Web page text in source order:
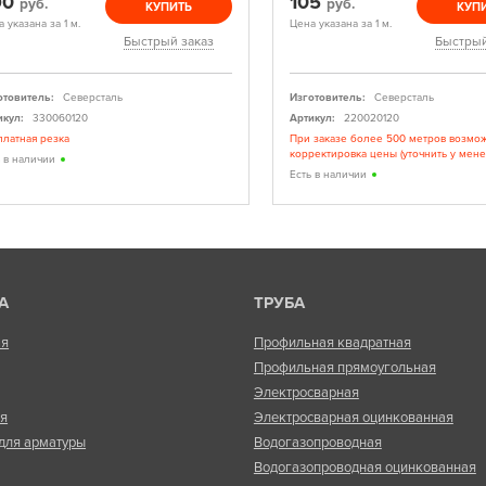
руб.
указана за 1 м.
КУПИТЬ
Быстрый заказ
Северсталь
330060120
резка
в наличии
руб.
Цена указана за 1 м.
Изготовитель:
Северсталь
Артикул:
220020120
При заказе более 500 метров
корректировка цены (уточнить у
Есть в наличии
арматуры
ТРУБА
Профильная квадратная
Профильная прямоугольная
Электросварная
Электросварная оцинкованная
Водогазопроводная
Водогазопроводная оцинкованная